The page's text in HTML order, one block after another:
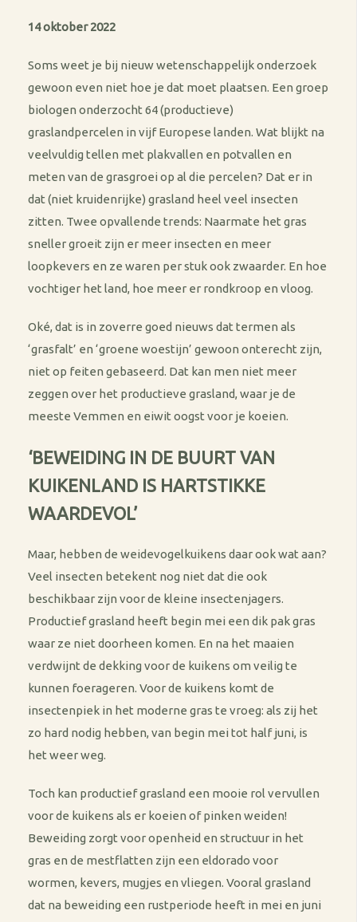
14 oktober 2022
Soms weet je bij nieuw wetenschappelijk onderzoek
gewoon even niet hoe je dat moet plaatsen. Een groep
biologen onderzocht 64 (productieve)
graslandpercelen in vijf Europese landen. Wat blijkt na
veelvuldig tellen met plakvallen en potvallen en
meten van de grasgroei op al die percelen? Dat er in
dat (niet kruidenrijke) grasland heel veel insecten
zitten. Twee opvallende trends: Naarmate het gras
sneller groeit zijn er meer insecten en meer
loopkevers en ze waren per stuk ook zwaarder. En hoe
vochtiger het land, hoe meer er rondkroop en vloog.
Oké, dat is in zoverre goed nieuws dat termen als
‘grasfalt’ en ‘groene woestijn’ gewoon onterecht zijn,
niet op feiten gebaseerd. Dat kan men niet meer
zeggen over het productieve grasland, waar je de
meeste Vemmen en eiwit oogst voor je koeien.
‘BEWEIDING IN DE BUURT VAN
KUIKENLAND IS HARTSTIKKE
WAARDEVOL’
Maar, hebben de weidevogelkuikens daar ook wat aan?
Veel insecten betekent nog niet dat die ook
beschikbaar zijn voor de kleine insectenjagers.
Productief grasland heeft begin mei een dik pak gras
waar ze niet doorheen komen. En na het maaien
verdwijnt de dekking voor de kuikens om veilig te
kunnen foerageren. Voor de kuikens komt de
insectenpiek in het moderne gras te vroeg: als zij het
zo hard nodig hebben, van begin mei tot half juni, is
het weer weg.
Toch kan productief grasland een mooie rol vervullen
voor de kuikens als er koeien of pinken weiden!
Beweiding zorgt voor openheid en structuur in het
gras en de mestflatten zijn een eldorado voor
wormen, kevers, mugjes en vliegen. Vooral grasland
dat na beweiding een rustperiode heeft in mei en juni